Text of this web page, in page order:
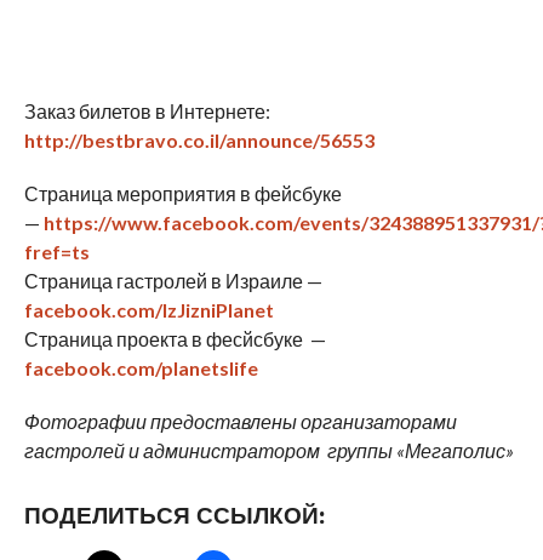
Заказ билетов в Интернете:
http://bestbravo.co.il/announce/56553
Страница мероприятия в фейсбуке
— https://www.facebook.com/events/324388951337931/
fref=ts
Страница гастролей в Израиле —
facebook.com/IzJizniPlanet
Страница проекта в фесйсбуке —
facebook.com/planetslife
Фотографии предоставлены организаторами
гастролей и администратором группы «Мегаполис»
ПОДЕЛИТЬСЯ ССЫЛКОЙ: